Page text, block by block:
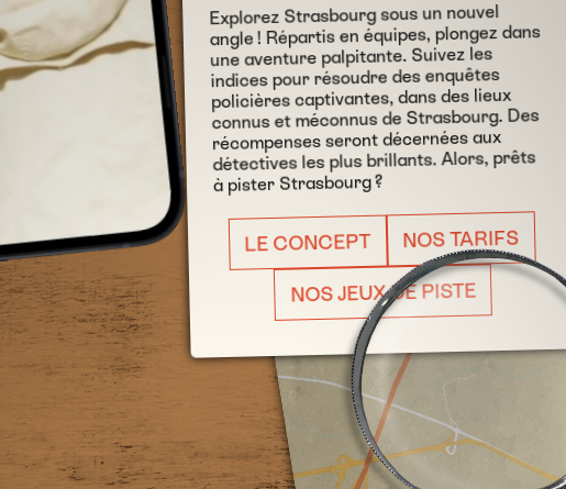
Explorez Strasbourg sous un nouvel
angle ! Répartis en équipes, plongez dans
une aventure palpitante. Suivez les
indices pour résoudre des enquêtes
policières captivantes, dans des lieux
connus et méconnus de Strasbourg. Des
récompenses seront décernées aux
détectives les plus brillants. Alors, prêts
à pister Strasbourg ?
LE CONCEPT NOS TARIFS
NOS JEUX DE PISTE